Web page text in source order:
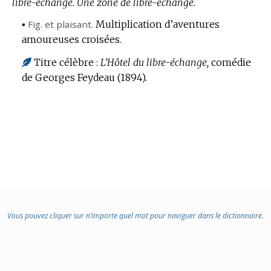
▪ Fig. et plaisant. Multiplication d’aventures
amoureuses croisées.
Titre célèbre : L’Hôtel du libre-échange, comédie
de Georges Feydeau (1894).
Vous pouvez cliquer sur n’importe quel mot pour naviguer dans le dictionnaire.